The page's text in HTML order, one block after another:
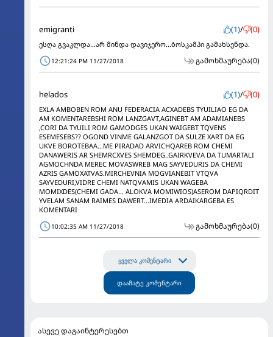
emigranti (1)/ (0)
ესღა გვაკლდა...არ მინდა დავიჯერო...ბოსკამპი გამახსენდა.
12:21:24 PM 11/27/2018 გამოხმაურება(0)
helados (1)/ (0)
EXLA AMBOBEN ROM ANU FEDERACIA ACXADEBS TYUILIAO EG DA
AM KOMENTAREBSHI ROM LANZGAVT,AGINEBT AM ADAMIANEBS
,CORI DA TYUILI ROM GAMODGES UKAN WAIGEBT TQVENS
ESEMESEBS?? OGOND VINME GALANZGOT DA SULZE XART DA EG
UKVE BOROTEBAA...ME PIRADAD ARVICHQAREB ROM CHEMI
DANAWERIS AR SHEMRCXVES SHEMDEG..GAIRKVEVA DA TUMARTALI
AGMOCHNDA MEREC MOVASWREB MAG SAYVEDURIS DA CHEMI
AZRIS GAMOXATVAS.MIRCHEVNIA MOGVIANEBIT VTQVA
SAYVEDURI,VIDRE CHEMI NATQVAMIS UKAN WAGEBA
MOMIXDES(CHEMI GADA... ALOKVA MOMIWIOS)ASEROM DAPIQRDIT
YVELAM SANAM RAIMES DAWERT...IMEDIA ARDAIKARGEBA ES
KOMENTARI
10:02:35 AM 11/27/2018 გამოხმაურება(0)
ყველა კომენტარი
დაამატე კომენტარი
ასევე დაგაინტერესებთ